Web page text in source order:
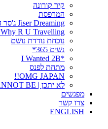
קיר קורונה
המרפסת
Jiser Dreaming ג'סר דרימנג
Why R U Travelling*
נוכחת נודדת נושם
נשים 365*
*I Wanted 2B
מתחת לפנס
OMG JAPAN!!
לא יתכן | IT CANNOT BE
מפגשים
צרו קשר
ENGLISH